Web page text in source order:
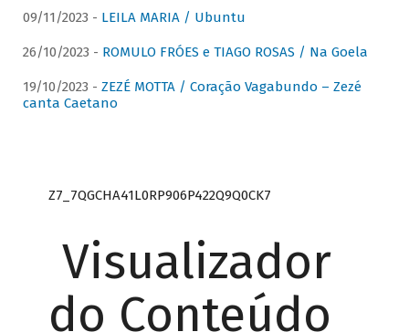
09/11/2023 - LEILA MARIA / Ubuntu
26/10/2023 - ROMULO FRÓES e TIAGO ROSAS / Na Goela
19/10/2023 - ZEZÉ MOTTA / Coração Vagabundo – Zezé
canta Caetano
Z7_7QGCHA41L0RP906P422Q9Q0CK7
Visualizador
do Conteúdo